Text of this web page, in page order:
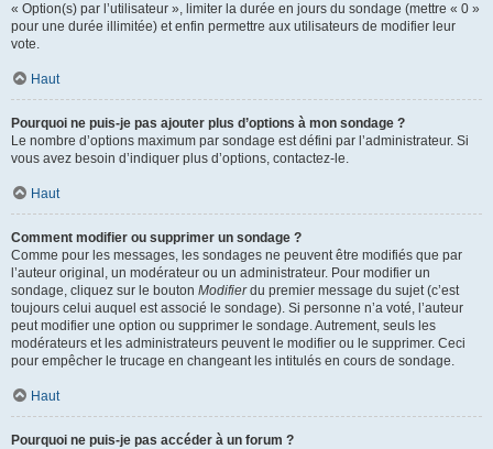
« Option(s) par l’utilisateur », limiter la durée en jours du sondage (mettre « 0 »
pour une durée illimitée) et enfin permettre aux utilisateurs de modifier leur
vote.
Haut
Pourquoi ne puis-je pas ajouter plus d’options à mon sondage ?
Le nombre d’options maximum par sondage est défini par l’administrateur. Si
vous avez besoin d’indiquer plus d’options, contactez-le.
Haut
Comment modifier ou supprimer un sondage ?
Comme pour les messages, les sondages ne peuvent être modifiés que par
l’auteur original, un modérateur ou un administrateur. Pour modifier un
sondage, cliquez sur le bouton Modifierdu premier message du sujet (c’est
toujours celui auquel est associé le sondage). Si personne n’a voté, l’auteur
peut modifier une option ou supprimer le sondage. Autrement, seuls les
modérateurs et les administrateurs peuvent le modifier ou le supprimer. Ceci
pour empêcher le trucage en changeant les intitulés en cours de sondage.
Haut
Pourquoi ne puis-je pas accéder à un forum ?